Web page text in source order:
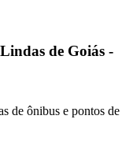
de Goiás -
de ônibus e pontos de